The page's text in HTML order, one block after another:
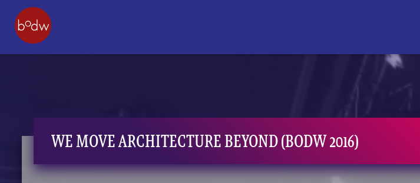
WE MOVE ARCHITECTURE BEYOND (BODW 2016)